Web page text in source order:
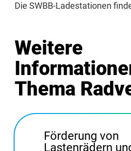
Die SWBB-Ladestationen
Weitere
Thema
Förderung von
Lastenrädern